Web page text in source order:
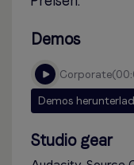
Demos
corporate
Demos
Studio gear